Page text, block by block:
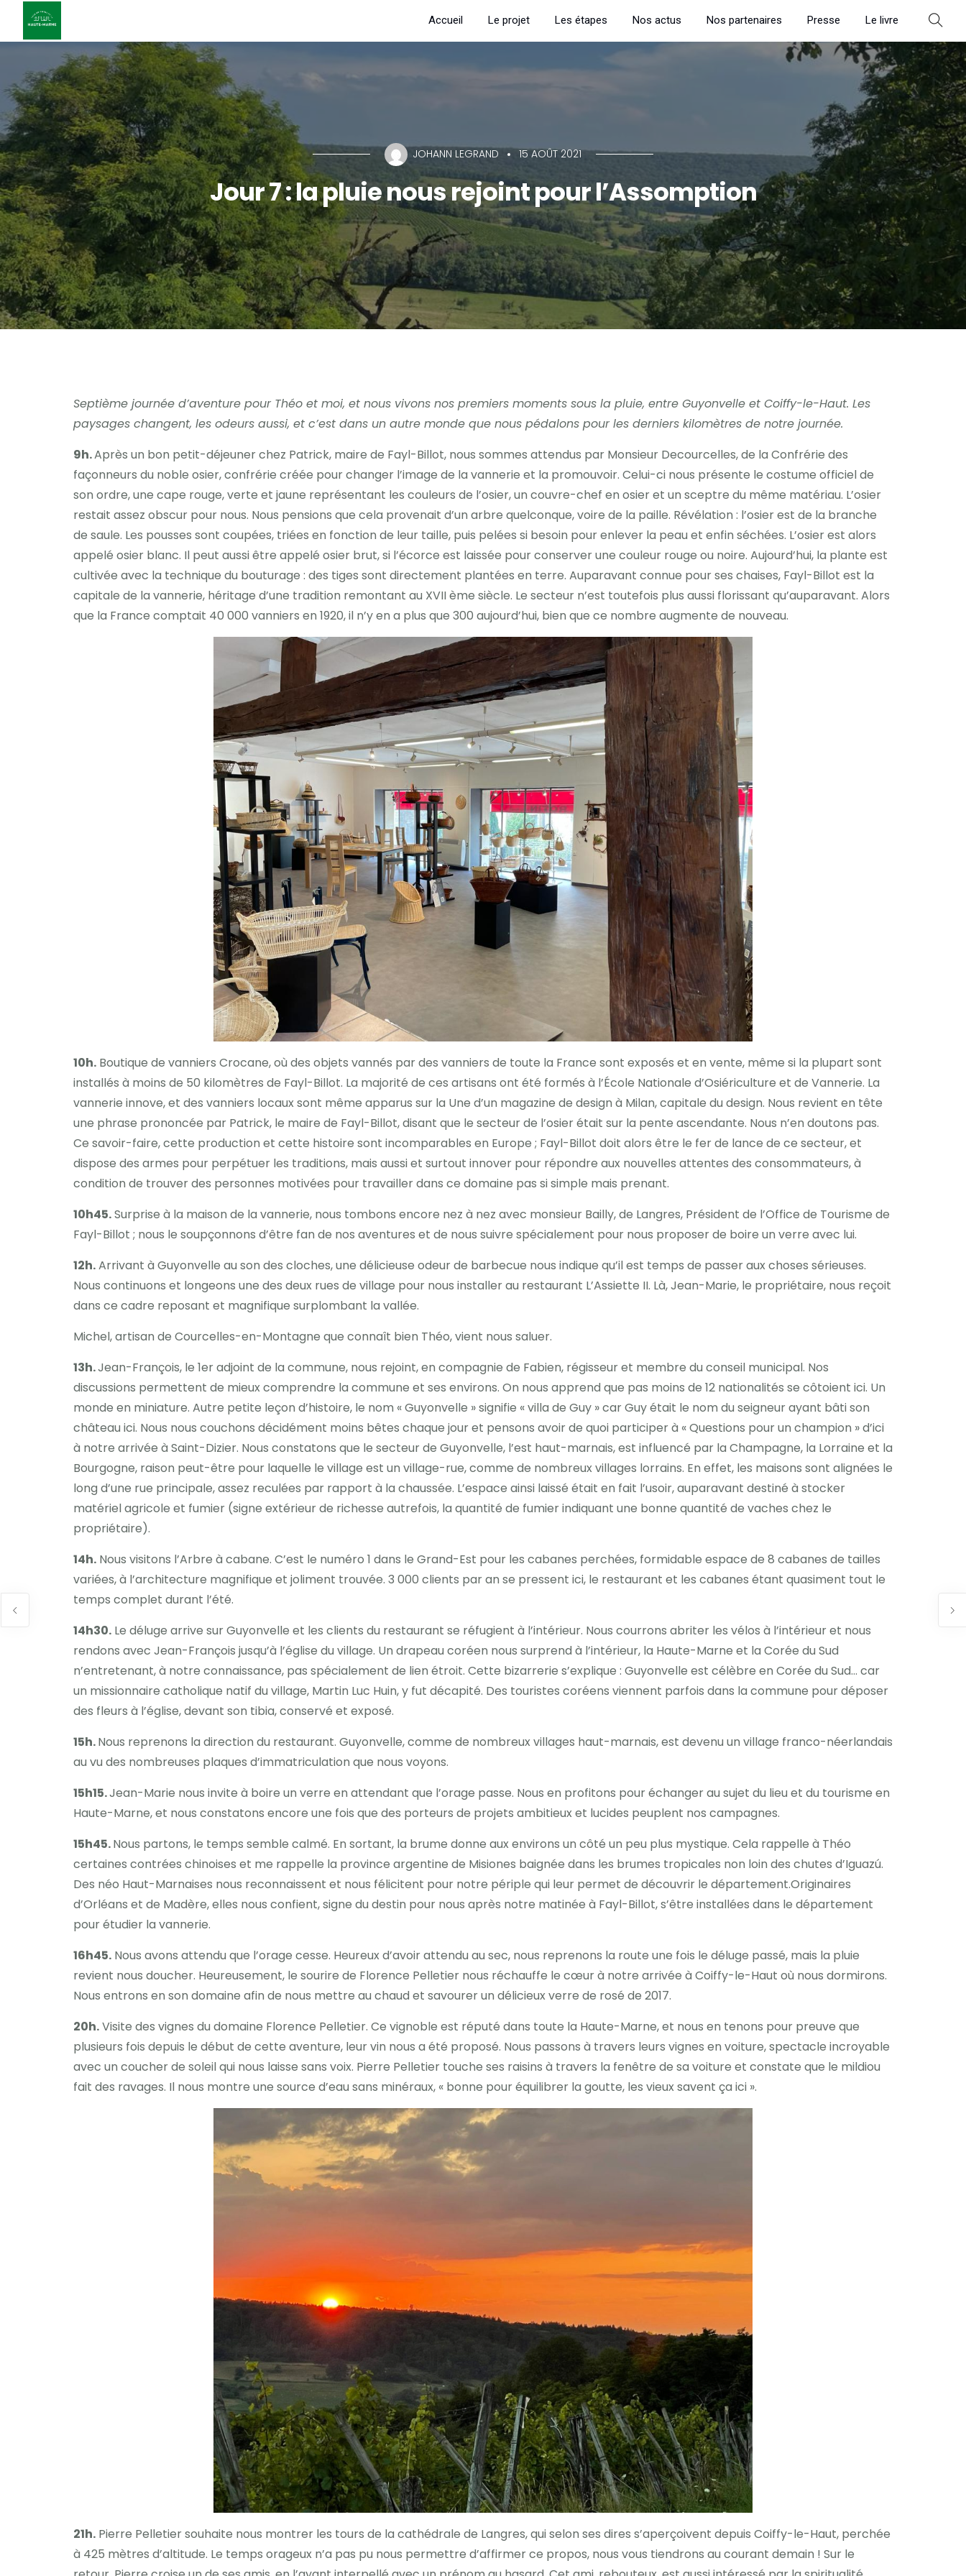
Accueil Le projet Les étapes Nos actus Nos partenaires Presse Le livre
JOHANN LEGRAND 15 AOÛT 2021
Jour 7 : la pluie nous rejoint pour l’Assomption
Septième journée d’aventure pour Théo et moi, et nous vivons nos premiers moments sous la pluie, entre Guyonvelle et Coiffy-le-Haut. Les
paysages changent, les odeurs aussi, et c’est dans un autre monde que nous pédalons pour les derniers kilomètres de notre journée.
9h.Après un bon petit-déjeuner chez Patrick, maire de Fayl-Billot, nous sommes attendus par Monsieur Decourcelles, de la Confrérie des
façonneurs du noble osier, confrérie créée pour changer l’image de la vannerie et la promouvoir. Celui-ci nous présente le costume officiel de
son ordre, une cape rouge, verte et jaune représentant les couleurs de l’osier, un couvre-chef en osier et un sceptre du même matériau. L’osier
restait assez obscur pour nous. Nous pensions que cela provenait d’un arbre quelconque, voire de la paille. Révélation : l’osier est de la branche
de saule. Les pousses sont coupées, triées en fonction de leur taille, puis pelées si besoin pour enlever la peau et enfin séchées. L’osier est alors
appelé osier blanc. Il peut aussi être appelé osier brut, si l’écorce est laissée pour conserver une couleur rouge ou noire. Aujourd’hui, la plante est
cultivée avec la technique du bouturage : des tiges sont directement plantées en terre. Auparavant connue pour ses chaises, Fayl-Billot est la
capitale de la vannerie, héritage d’une tradition remontant au XVII ème siècle. Le secteur n’est toutefois plus aussi florissant qu’auparavant. Alors
que la France comptait 40 000 vanniers en 1920, il n’y en a plus que 300 aujourd’hui, bien que ce nombre augmente de nouveau.
10h. Boutique de vanniers Crocane, où des objets vannés par des vanniers de toute la France sont exposés et en vente, même si la plupart sont
installés à moins de 50 kilomètres de Fayl-Billot. La majorité de ces artisans ont été formés à l’École Nationale d’Osiériculture et de Vannerie. La
vannerie innove, et des vanniers locaux sont même apparus sur la Une d’un magazine de design à Milan, capitale du design. Nous revient en tête
une phrase prononcée par Patrick, le maire de Fayl-Billot, disant que le secteur de l’osier était sur la pente ascendante. Nous n’en doutons pas.
Ce savoir-faire, cette production et cette histoire sont incomparables en Europe ; Fayl-Billot doit alors être le fer de lance de ce secteur, et
dispose des armes pour perpétuer les traditions, mais aussi et surtout innover pour répondre aux nouvelles attentes des consommateurs, à
condition de trouver des personnes motivées pour travailler dans ce domaine pas si simple mais prenant.
10h45.Surprise à la maison de la vannerie, nous tombons encore nez à nez avec monsieur Bailly, de Langres, Président de l’Office de Tourisme de
Fayl-Billot ; nous le soupçonnons d’être fan de nos aventures et de nous suivre spécialement pour nous proposer de boire un verre avec lui.
12h.Arrivant à Guyonvelle au son des cloches, une délicieuse odeur de barbecue nous indique qu’il est temps de passer aux choses sérieuses.
Nous continuons et longeons une des deux rues de village pour nous installer au restaurant L’Assiette II. Là, Jean-Marie, le propriétaire, nous reçoit
dans ce cadre reposant et magnifique surplombant la vallée.
Michel, artisan de Courcelles-en-Montagne que connaît bien Théo, vient nous saluer.
13h.Jean-François, le 1er adjoint de la commune, nous rejoint, en compagnie de Fabien, régisseur et membre du conseil municipal. Nos
discussions permettent de mieux comprendre la commune et ses environs. On nous apprend que pas moins de 12 nationalités se côtoient ici. Un
monde en miniature. Autre petite leçon d’histoire, le nom « Guyonvelle » signifie « villa de Guy » car Guy était le nom du seigneur ayant bâti son
château ici. Nous nous couchons décidément moins bêtes chaque jour et pensons avoir de quoi participer à « Questions pour un champion » d’ici
à notre arrivée à Saint-Dizier. Nous constatons que le secteur de Guyonvelle, l’est haut-marnais, est influencé par la Champagne, la Lorraine et la
Bourgogne, raison peut-être pour laquelle le village est un village-rue, comme de nombreux villages lorrains. En effet, les maisons sont alignées le
long d’une rue principale, assez reculées par rapport à la chaussée. L’espace ainsi laissé était en fait l’usoir, auparavant destiné à stocker
matériel agricole et fumier (signe extérieur de richesse autrefois, la quantité de fumier indiquant une bonne quantité de vaches chez le
propriétaire).
14h. Nous visitons l’Arbre à cabane. C’est le numéro 1 dans le Grand-Est pour les cabanes perchées, formidable espace de 8 cabanes de tailles
variées, à l’architecture magnifique et joliment trouvée. 3 000 clients par an se pressent ici, le restaurant et les cabanes étant quasiment tout le
temps complet durant l’été.
14h30. Le déluge arrive sur Guyonvelle et les clients du restaurant se réfugient à l’intérieur. Nous courrons abriter les vélos à l’intérieur et nous
rendons avec Jean-François jusqu’à l’église du village. Un drapeau coréen nous surprend à l’intérieur, la Haute-Marne et la Corée du Sud
n’entretenant, à notre connaissance, pas spécialement de lien étroit. Cette bizarrerie s’explique : Guyonvelle est célèbre en Corée du Sud… car
un missionnaire catholique natif du village, Martin Luc Huin, y fut décapité. Des touristes coréens viennent parfois dans la commune pour déposer
des fleurs à l’église, devant son tibia, conservé et exposé.
15h.Nous reprenons la direction du restaurant. Guyonvelle, comme de nombreux villages haut-marnais, est devenu un village franco-néerlandais
au vu des nombreuses plaques d’immatriculation que nous voyons.
15h15.Jean-Marie nous invite à boire un verre en attendant que l’orage passe. Nous en profitons pour échanger au sujet du lieu et du tourisme en
Haute-Marne, et nous constatons encore une fois que des porteurs de projets ambitieux et lucides peuplent nos campagnes.
15h45.Nous partons, le temps semble calmé. En sortant, la brume donne aux environs un côté un peu plus mystique. Cela rappelle à Théo
certaines contrées chinoises et me rappelle la province argentine de Misiones baignée dans les brumes tropicales non loin des chutes d’Iguazú.
Des néo Haut-Marnaises nous reconnaissent et nous félicitent pour notre périple qui leur permet de découvrir le département.Originaires
d’Orléans et de Madère, elles nous confient, signe du destin pour nous après notre matinée à Fayl-Billot, s’être installées dans le département
pour étudier la vannerie.
16h45. Nous avons attendu que l’orage cesse. Heureux d’avoir attendu au sec, nous reprenons la route une fois le déluge passé, mais la pluie
revient nous doucher. Heureusement, le sourire de Florence Pelletier nous réchauffe le cœur à notre arrivée à Coiffy-le-Haut où nous dormirons.
Nous entrons en son domaine afin de nous mettre au chaud et savourer un délicieux verre de rosé de 2017.
20h.Visite des vignes du domaine Florence Pelletier. Ce vignoble est réputé dans toute la Haute-Marne, et nous en tenons pour preuve que
plusieurs fois depuis le début de cette aventure, leur vin nous a été proposé. Nous passons à travers leurs vignes en voiture, spectacle incroyable
avec un coucher de soleil qui nous laisse sans voix. Pierre Pelletier touche ses raisins à travers la fenêtre de sa voiture et constate que le mildiou
fait des ravages. Il nous montre une source d’eau sans minéraux, « bonne pour équilibrer la goutte, les vieux savent ça ici ».
21h. Pierre Pelletier souhaite nous montrer les tours de la cathédrale de Langres, qui selon ses dires s’aperçoivent depuis Coiffy-le-Haut, perchée
à 425 mètres d’altitude. Le temps orageux n’a pas pu nous permettre d’affirmer ce propos, nous vous tiendrons au courant demain ! Sur le